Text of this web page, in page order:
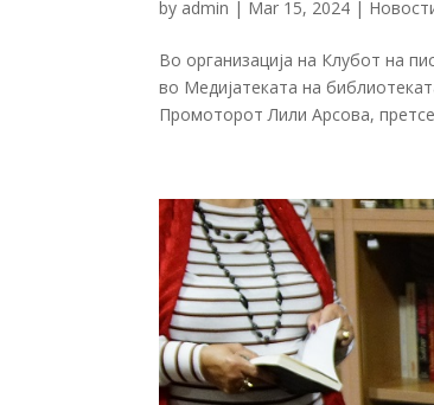
by admin | Mar 15, 2024 |
Во организација на Клубот на
во Медијатеката на
Промоторот Лили Арсова,